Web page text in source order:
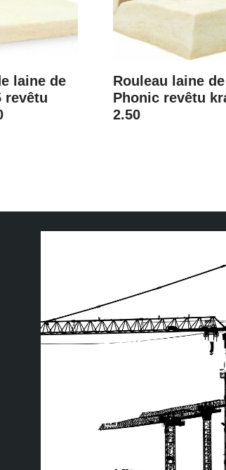
laine de
revêtu
Rouleau laine
Phonic revêtu
2.50
Suivez
Retrouvez-
les réseaux